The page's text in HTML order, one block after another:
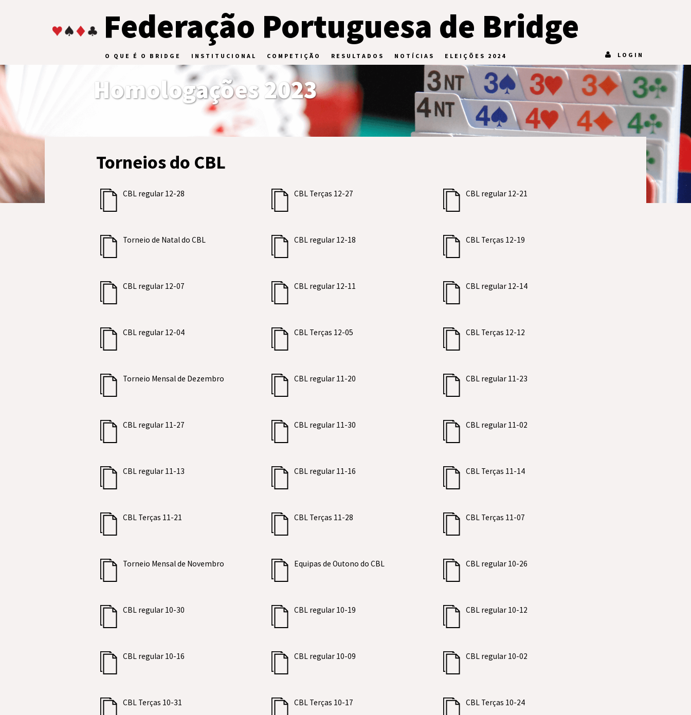
Federação Portuguesa de Bridge
O QUE É O BRIDGE INSTITUCIONAL COMPETIÇÃO RESULTADOS NOTÍCIAS ELEIÇÕES 2024 LOGIN
Homologações 2023
Torneios do CBL
CBL regular 12-28 CBL Terças 12-27 CBL regular 12-21
Torneio de Natal do CBL CBL regular 12-18 CBL Terças 12-19
CBL regular 12-07 CBL regular 12-11 CBL regular 12-14
CBL regular 12-04 CBL Terças 12-05 CBL Terças 12-12
Torneio Mensal de Dezembro CBL regular 11-20 CBL regular 11-23
CBL regular 11-27 CBL regular 11-30 CBL regular 11-02
CBL regular 11-13 CBL regular 11-16 CBL Terças 11-14
CBL Terças 11-21 CBL Terças 11-28 CBL Terças 11-07
Torneio Mensal de Novembro Equipas de Outono do CBL CBL regular 10-26
CBL regular 10-30 CBL regular 10-19 CBL regular 10-12
CBL regular 10-16 CBL regular 10-09 CBL regular 10-02
CBL Terças 10-31 CBL Terças 10-17 CBL Terças 10-24